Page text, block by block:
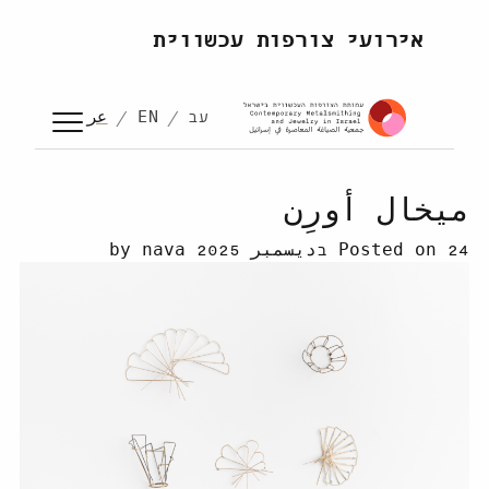
אירועי צורפות עכשווית
עב EN عر
ميخال أورِن
Posted on 24 בديسمبر 2025 nava